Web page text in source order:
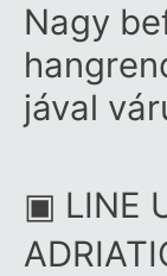
Nagy
jával
▣ LINE